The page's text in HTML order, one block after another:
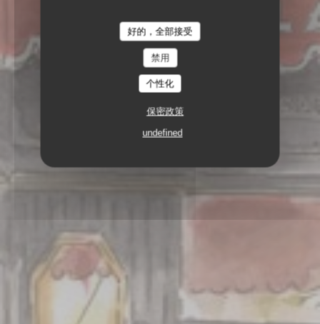
好的，全部接受
禁用
个性化
保密政策
undefined
2, PLACE DES TERNES 75008 PARIS